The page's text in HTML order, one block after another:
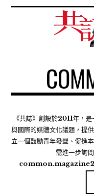
《共誌》創設於2011年，
與國際的媒體文化議題，提
立一個鼓勵青年發聲、促進
需進一步詢